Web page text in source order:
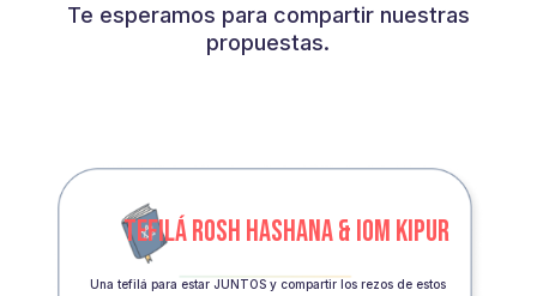
Te esperamos para compartir nuestras
propuestas.
TEFILÁ ROSH HASHANA & IOM KIPUR
Una tefilá para estar JUNTOS y compartir los rezos de estos